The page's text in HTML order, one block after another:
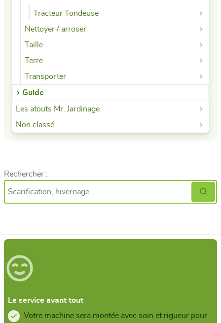
Tracteur Tondeuse
Nettoyer / arroser
Taille
Terre
Transporter
Guide
Les atouts Mr. Jardinage
Non classé
Rechercher :
Le service avant tout
Votre machine sera montée avec soin et rigueur pour